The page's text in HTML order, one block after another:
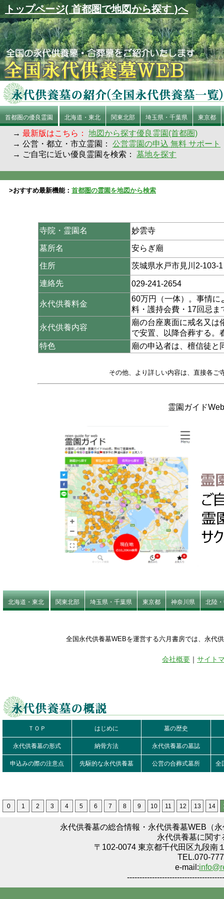
トップページ( 首都圏で地図から探す )へ
首都圏の優良霊園 北海道・東北 関東北部 埼玉県・千葉県 東京都
→ 最新版はこちら：
地図から探す優良霊園(首都圏)
→ 公営・都立・市立霊園： 公営霊園の申込 無料 サポート
→ ご自宅に近い優良霊園を検索： 墓地を探す
>おすすめ最新機能： 首都圏の霊園を地図から検索
寺院・霊園名 妙雲寺
墓所名 安らぎ廟
住所 茨城県水戸市見川2-103-1
連絡先 029-241-2654
永代供養料金
60万円（一体）。事情に
料・護持会費・17回忌ま
永代供養内容
廟の台座裏面に戒名又は
で安置、以降合葬する。
特色
廟の申込者は、檀信徒と
その他、より詳しい内容は、直接各ご
霊園ガイド
北海道・東北 関東北部 埼玉県・千葉県 東京都 神奈川県 北陸
全国永代供養墓WEBを運営する六月書房では、永代
会社概要 ｜ サイト
ＴＯＰ はじめに 墓の歴史
永代供養墓の形式 納骨方法 永代供養墓の墓誌
申込みの際の注意点 先駆的な永代供養墓 公営の合葬式墓所 全
0 1 2 3 4 5 6 7 8 9 10 11 12 13 14
永代供養墓の総合情報・永代供養墓WEB（
永代供養墓に関す
〒102-0074 東京都千代田区九段南
TEL.070-
e-mail: